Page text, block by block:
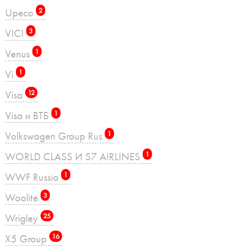
Upeco 2
VICI 3
Venus 1
Vi 1
Visa 12
Visa и ВТБ 1
Volkswagen Group Rus 1
WORLD CLASS И S7 AIRLINES 1
WWF Russia 1
Woolite 3
Wrigley 25
X5 Group 16